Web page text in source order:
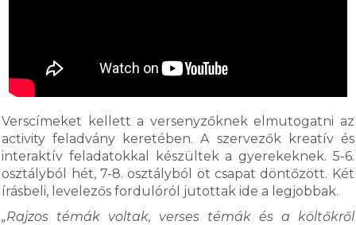
Verscímeket kellett a versenyzőknek elmutogatni az
activity feladvány keretében. A szervezők kreatív és
interaktív feladatokkal készültek a gyerekeknek. 5-6.
osztályból hét, 7-8. osztályból öt csapat döntőzött. Két
írásbeli, levelezős fordulóról jutottak ide a legjobbak.
„Rajzos témák voltak, verses témák és a költőkről